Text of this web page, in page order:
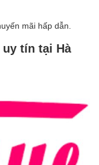
mãi hấp dẫn.
tín tại Hà